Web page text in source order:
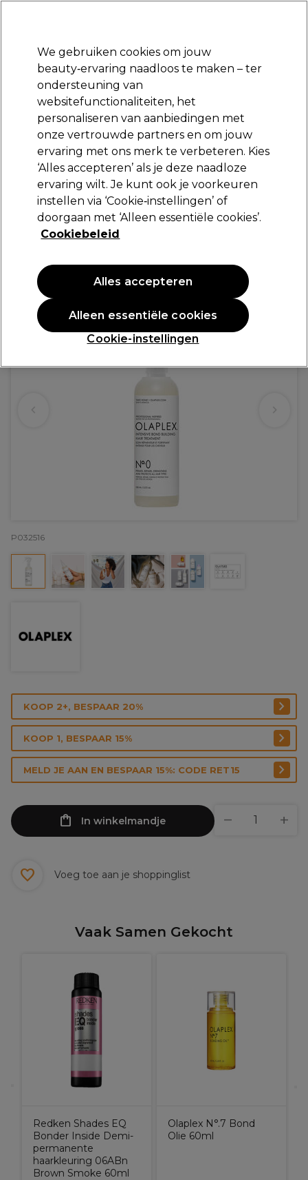
Aanmelden
Merken Deals Haar Elektra
Volgende dag geleverd*
Na verzending, maandag t/m vrijdag
Olaplex
Olaplex N°.0 Intensive Bond Building 155ml
25,07 €29,50 €
PROMOTIE
P032516
KOOP 2+, BESPAAR 20%
KOOP 1, BESPAAR 15%
MELD JE AAN EN BESPAAR 15%: CODE RET15
In winkelmandje
Voeg toe aan je shoppinglist
Vaak Samen Gekocht
Redken Shades EQ
Bonder Inside Demi-
permanente
haarkleuring 06ABn
Brown Smoke 60ml
Olaplex N°.7 Bond
Olie 60ml
We gebruiken cookies om jouw
beauty‑ervaring naadloos te maken – ter
ondersteuning van
websitefunctionaliteiten, het
personaliseren van aanbiedingen met
onze vertrouwde partners en om jouw
ervaring met ons merk te verbeteren. Kies
‘Alles accepteren’ als je deze naadloze
ervaring wilt. Je kunt ook je voorkeuren
instellen via ‘Cookie‑instellingen’ of
doorgaan met ‘Alleen essentiële cookies’.
Cookiebeleid
Cookie-instellingen
Alleen essentiële cookies
Alles accepteren